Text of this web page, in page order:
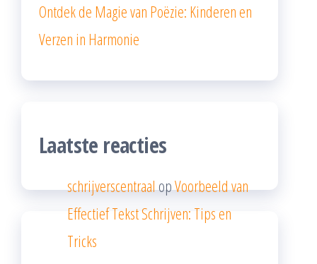
Ontdek de Magie van Poëzie: Kinderen en
Verzen in Harmonie
Laatste reacties
schrijverscentraalopVoorbeeld van
Effectief Tekst Schrijven: Tips en
Tricks